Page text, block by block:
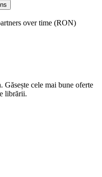
over time (RON)
cele mai bune oferte
librării.